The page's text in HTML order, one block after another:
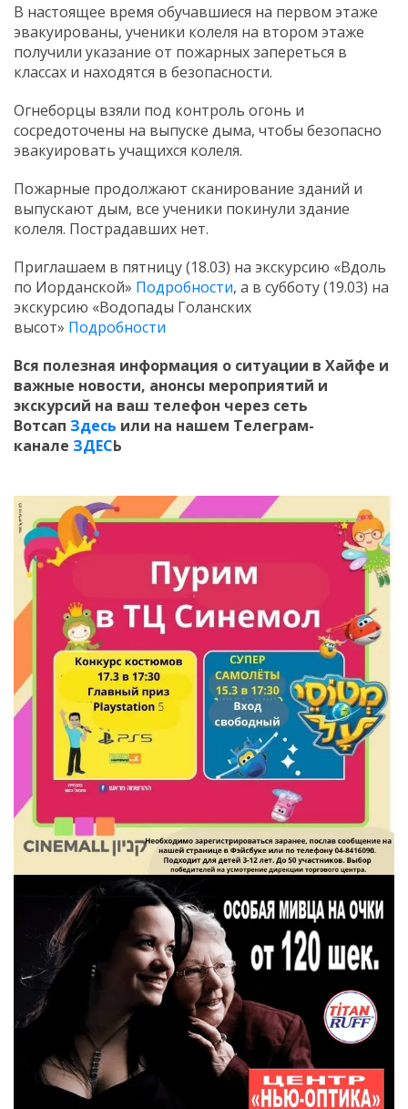
В настоящее время обучавшиеся на первом этаже
эвакуированы, ученики колеля на втором этаже
получили указание от пожарных запереться в
классах и находятся в безопасности.
Огнеборцы взяли под контроль огонь и
сосредоточены на выпуске дыма, чтобы безопасно
эвакуировать учащихся колеля.
Пожарные продолжают сканирование зданий и
выпускают дым, все ученики покинули здание
колеля. Пострадавших нет.
Приглашаем в пятницу (18.03) на экскурсию «Вдоль
по Иорданской» Подробности, а в субботу (19.03) на
экскурсию «Водопады Голанских
высот» Подробности
Вся полезная информация о ситуации в Хайфе и
важные новости, анонсы мероприятий и
экскурсий на ваш телефон через сеть
Вотсап Здесь или на нашем Телеграм-
канале ЗДЕСЬ